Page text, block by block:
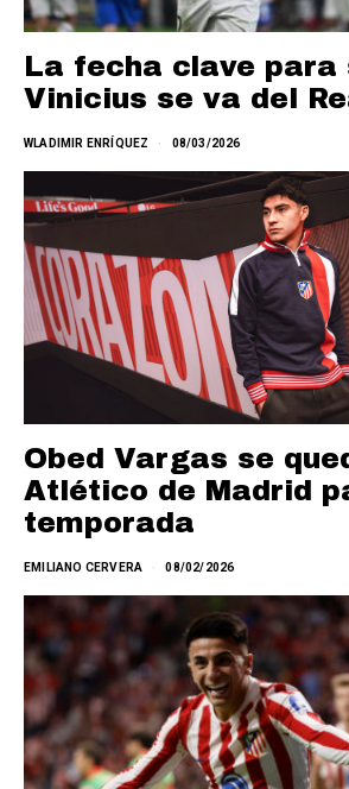
La fecha clave para
Vinicius se va del
WLADIMIR ENRÍQUEZ 08/03/2026
Obed Vargas se
Atlético de Madrid
temporada
EMILIANO CERVERA 08/02/2026